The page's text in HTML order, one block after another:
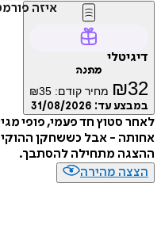
איזה
דיגיטלי
מתנה
₪32 מחיר קודם: ₪35
במבצע עד: 31/08/2026
לאחר סטוץ חד פעמי, פופי
אחותה - אבל כששחקן
ההצגה מתחילה להסתבך.
הצצה מהירה